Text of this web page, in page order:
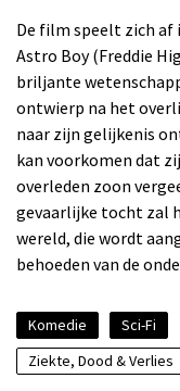
De film speelt zich af
Astro Boy (Freddie
briljante
ontwierp na het
naar zijn gelijkenis
kan voorkomen dat
overleden zoon
gevaarlijke tocht zal
wereld, die wordt
behoeden van de
Komedie
Sci-Fi
Ziekte, Dood & Verlies